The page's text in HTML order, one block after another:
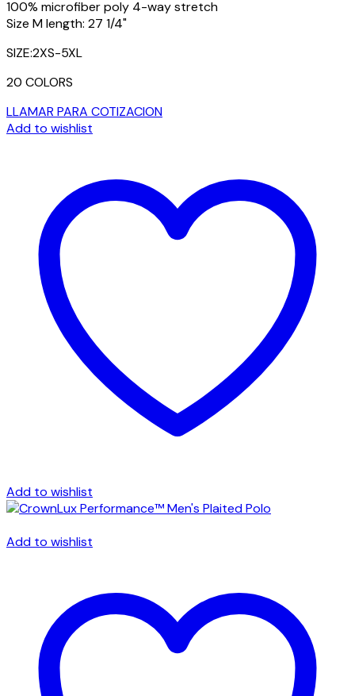
100% microfiber poly 4-way stretch
Size M length: 27 1/4"
SIZE:2XS-5XL
20 COLORS
LLAMAR PARA COTIZACION
Add to wishlist
Add to wishlist
Add to wishlist